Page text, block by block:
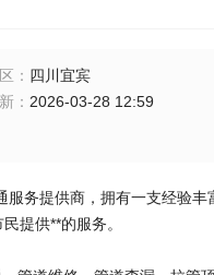
： 四川宜宾
： 2026-03-28 12:59
务提供商，拥有一支经验
提供**的服务。